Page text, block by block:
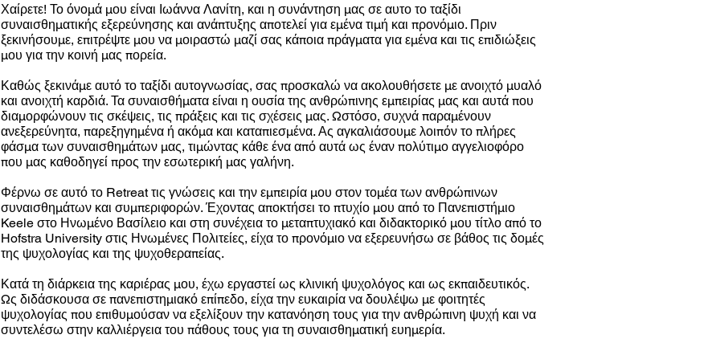
Χαίρετε! Το όνομά μου είναι Ιωάννα Λανίτη, και η συνάντηση μας σε αυτο το ταξίδι
συναισθηματικής εξερεύνησης και ανάπτυξης αποτελεί για εμένα τιμή και προνόμιο. Πριν
ξεκινήσουμε, επιτρέψτε μου να μοιραστώ μαζί σας κάποια πράγματα για εμένα και τις επιδιώξεις
μου για την κοινή μας πορεία.
Καθώς ξεκινάμε αυτό το ταξίδι αυτογνωσίας, σας προσκαλώ να ακολουθήσετε με ανοιχτό μυαλό
και ανοιχτή καρδιά. Τα συναισθήματα είναι η ουσία της ανθρώπινης εμπειρίας μας και αυτά που
διαμορφώνουν τις σκέψεις, τις πράξεις και τις σχέσεις μας. Ωστόσο, συχνά παραμένουν
ανεξερεύνητα, παρεξηγημένα ή ακόμα και καταπιεσμένα. Ας αγκαλιάσουμε λοιπόν το πλήρες
φάσμα των συναισθημάτων μας, τιμώντας κάθε ένα από αυτά ως έναν πολύτιμο αγγελιοφόρο
που μας καθοδηγεί προς την εσωτερική μας γαλήνη.
Φέρνω σε αυτό το Retreat τις γνώσεις και την εμπειρία μου στον τομέα των ανθρώπινων
συναισθημάτων και συμπεριφορών. Έχοντας αποκτήσει το πτυχίο μου από το Πανεπιστήμιο
Keele στο Ηνωμένο Βασίλειο και στη συνέχεια το μεταπτυχιακό και διδακτορικό μου τίτλο από το
Hofstra University στις Ηνωμένες Πολιτείες, είχα το προνόμιο να εξερευνήσω σε βάθος τις δομές
της ψυχολογίας και της ψυχοθεραπείας.
Κατά τη διάρκεια της καριέρας μου, έχω εργαστεί ως κλινική ψυχολόγος και ως εκπαιδευτικός.
Ως διδάσκουσα σε πανεπιστημιακό επίπεδο, είχα την ευκαιρία να δουλέψω με φοιτητές
ψυχολογίας που επιθυμούσαν να εξελίξουν την κατανόηση τους για την ανθρώπινη ψυχή και να
συντελέσω στην καλλιέργεια του πάθους τους για τη συναισθηματική ευημερία.